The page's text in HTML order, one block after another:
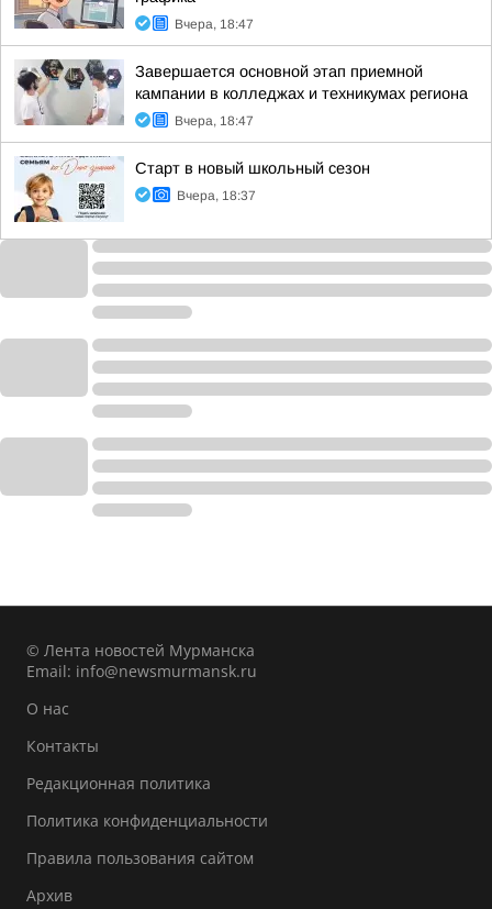
Вчера, 18:47
Завершается основной этап приемной
кампании в колледжах и техникумах региона
Вчера, 18:47
Старт в новый школьный сезон
Вчера, 18:37
© Лента новостей Мурманска
Email: info@newsmurmansk.ru
О нас
Контакты
Редакционная политика
Политика конфиденциальности
Правила пользования сайтом
Архив